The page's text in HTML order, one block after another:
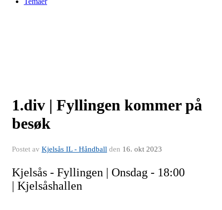
1.div | Fyllingen kommer på
besøk
Postet av Kjelsås IL - Håndball den 16. okt 2023
Kjelsås - Fyllingen | Onsdag - 18:00
| Kjelsåshallen